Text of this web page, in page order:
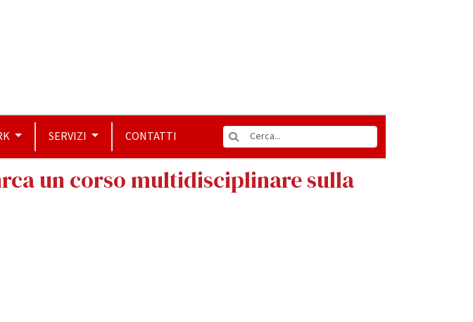
SERVIZI CONTATTI
un corso multidisciplinare sulla